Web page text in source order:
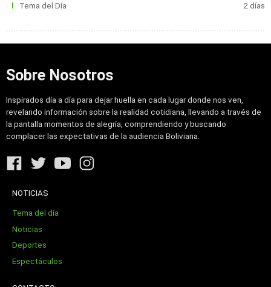
Tema del Día 2 días
Sobre Nosotros
Inspirados día a día para dejar huella en cada lugar donde nos ven,
revelando información sobre la realidad cotidiana, llevando a través de
la pantalla momentos de alegría, comprendiendo y buscando
complacer las expectativas de la audiencia Boliviana.
NOTICIAS
Tema del día
Noticias
Deportes
Espectáculos